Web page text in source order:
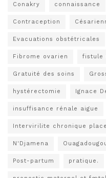
Conakry connaissance
Contraception
Evacuations obstétricales
Fibrome ovarien fistule
Gratuité des soins
hystérectomie Ignace
insuffisance rénale aigue
Intervirilite chronique
N'Djamena
Post-partum pratique.